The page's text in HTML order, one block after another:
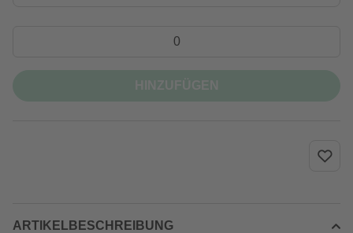
ARTIKELBESCHREIBUNG